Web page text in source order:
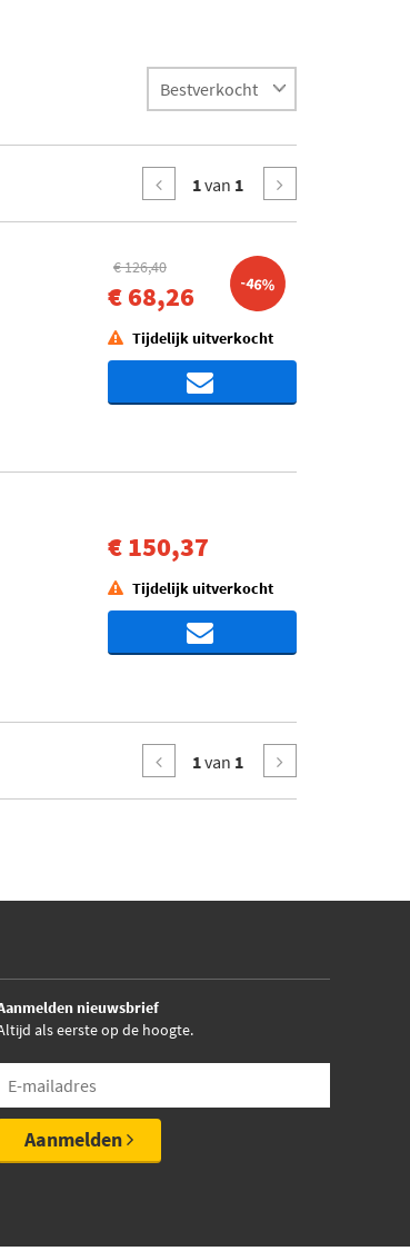
1van 1
€ 126,40
€ 68,26 -46%
Tijdelijk uitverkocht
€ 150,37
Tijdelijk uitverkocht
1van 1
nieuwsbrief
als eerste op de hoogte.
Aanmelden